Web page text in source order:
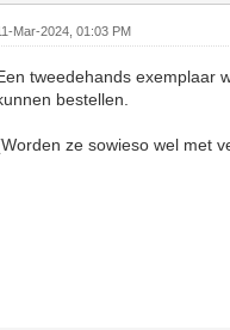
Mar-2024, 01:03 PM
tweedehands exemplaar
bestellen.
ze sowieso wel met